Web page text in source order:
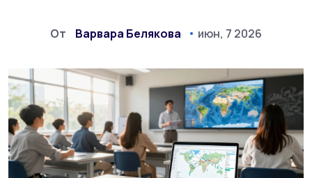
От Варвара Белякова июн, 7 2026